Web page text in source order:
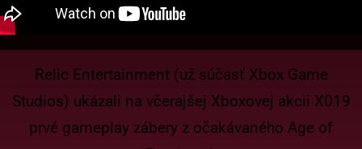
Relic Entertainment (už súčasť Xbox Game
Studios) ukázali na včerajšej Xboxovej akcii X019
prvé gameplay zábery z očakávaného Age of